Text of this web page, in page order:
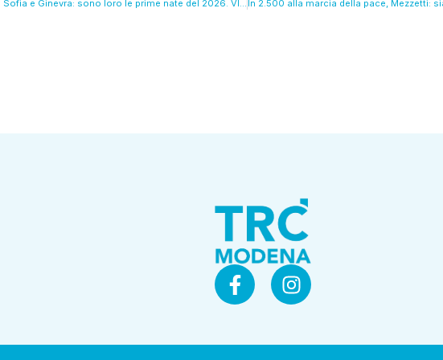
Sofia e Ginevra: sono loro le prime nate del 2026. VIDEO